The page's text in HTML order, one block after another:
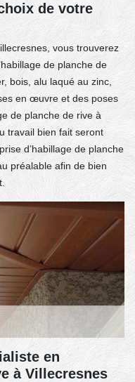
de votre
vous trouverez
de planche de
bois, alu laqué au zinc,
en œuvre et des poses
de planche de rive à
travail bien fait seront
d’habillage de planche
préalable afin de bien
en
à Villecresnes